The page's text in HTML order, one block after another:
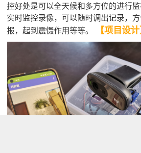
控好处是可以全天候和多方位的进行监
实时监控录像，可以随时调出记录，
报，起到震慑作用等等。
【项目设计